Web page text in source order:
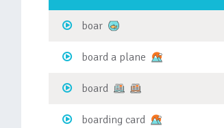
boar
board a plane
board
boarding card